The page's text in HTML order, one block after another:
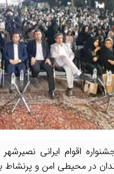
اقوام ایرانی
در محیطی امن و پرنشاط